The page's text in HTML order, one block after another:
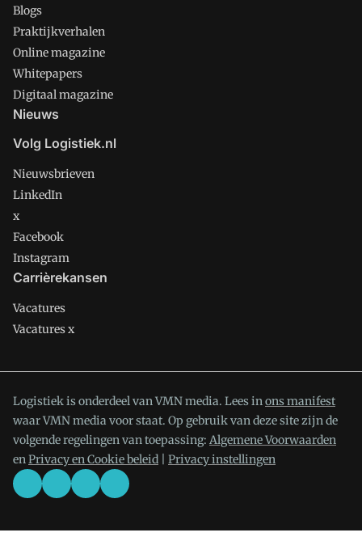
Blogs
Praktijkverhalen
Online magazine
Whitepapers
Digitaal magazine
Nieuws
Volg Logistiek.nl
Nieuwsbrieven
LinkedIn
x
Facebook
Instagram
Carrièrekansen
Vacatures
Vacatures x
Logistiek is onderdeel van VMN media. Lees inons manifest
waar VMN media voor staat. Op gebruik van deze site zijn de
volgende regelingen van toepassing: Algemene Voorwaarden
enPrivacy en Cookie beleid Privacy instellingen